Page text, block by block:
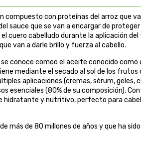
compuesto con proteínas del arroz que
sauce que se van a encargar de
cuero cabelludo durante la aplicación
van a darle brillo y fuerza al cabello.
conoce comoo el aceite conocido como
mediante el secado al sol de los frutos
aplicaciones (cremas, sérum, geles,
esenciales (80% de su composición).
y nutritivo, perfecto para
más de 80 millones de años y que ha